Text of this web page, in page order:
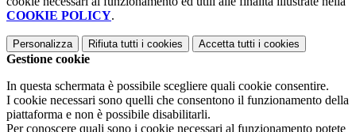
COOKIE POLICY.
Personalizza Rifiuta tutti i cookies Accetta tutti i cookies
Gestione cookie
In questa schermata è possibile scegliere quali cookie consentire.
I cookie necessari sono quelli che consentono il funzionamento della
piattaforma e non è possibile disabilitarli.
Per conoscere quali sono i cookie necessari al funzionamento potete